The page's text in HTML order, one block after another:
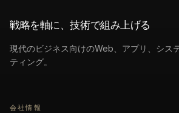
戦略を軸に、技術で組み上げる
現代のビジネス向けのWeb、アプリ、シス
ティング。
会社情報